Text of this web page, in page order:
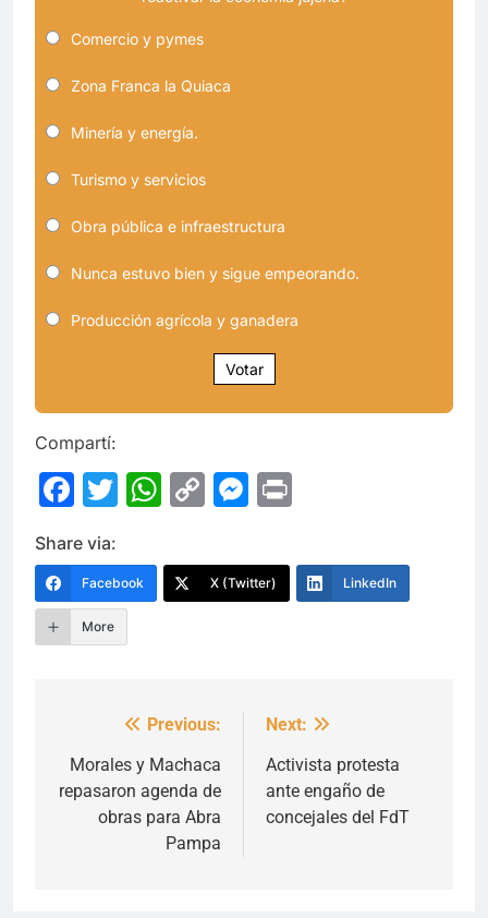
Comercio y pymes
Zona Franca la Quiaca
Minería y energía.
Turismo y servicios
Obra pública e infraestructura
Nunca estuvo bien y sigue empeorando.
Producción agrícola y ganadera
Votar
Compartí:
Facebook
Twitter
WhatsApp
CopyMessenger
Share via:
Facebook X (Twitter) LinkedIn
More
Navegación
de
entradas
Previous:
Morales y Machaca
repasaron agenda de
obras para Abra
Pampa
Next:
Activista protesta
ante engaño de
concejales del FdT